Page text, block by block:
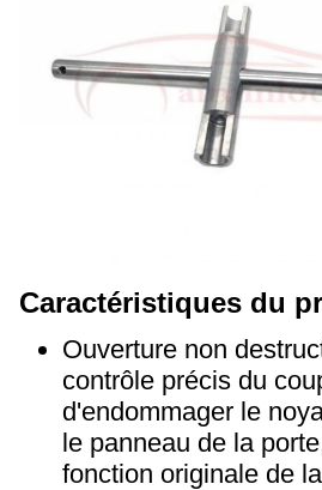
Caractéristiques du
Ouverture non
contrôle précis du
d'endommager le
le panneau de la
fonction originale de